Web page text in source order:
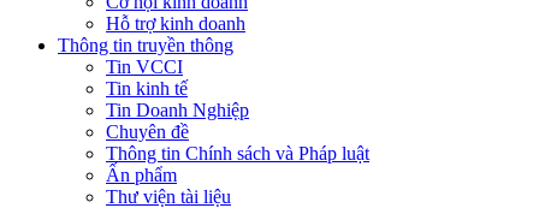
Hỗ trợ kinh doanh
Thông tin truyền thông
Tin VCCI
Tin kinh tế
Tin Doanh Nghiệp
Chuyên đề
Thông tin Chính sách và Pháp luật
Ấn phẩm
Thư viện tài liệu